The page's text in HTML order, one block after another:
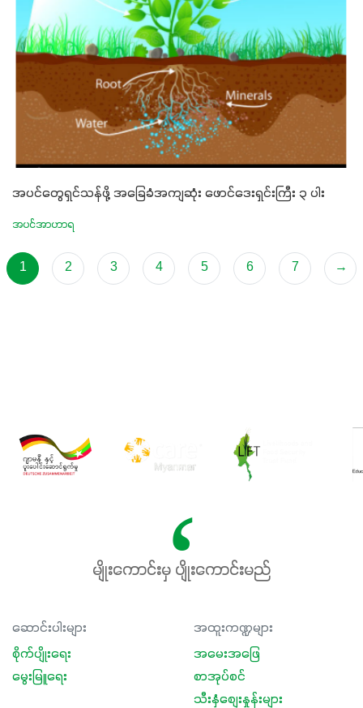
အပင်တွေရှင်သန်ဖို့ အခြေခံအကျဆုံး ဖောင်ဒေးရှင်းကြီး ၃ ပါး
အပင်အာဟာရ
1 2 3 4 5 6 7 →
မျိုးကောင်းမှ ပျိုးကောင်းမည်
ဆောင်းပါးများ
စိုက်ပျိုးရေး
မွေးမြူရေး
အထူးကဏ္ဍများ
အမေးအဖြေ
စာအုပ်စင်
သီးနှံစျေးနှုန်းများ